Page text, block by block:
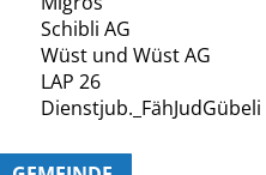
Schibli AG
Wüst und Wüst AG
LAP 26
Dienstjub._FähJudGübeli